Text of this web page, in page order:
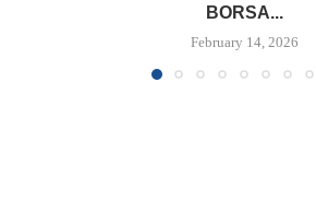
BORSA...
February 14, 2026